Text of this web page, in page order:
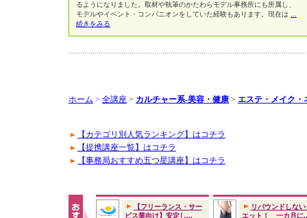
るようになりました。取材や執筆のかたわらモデル事務所にも所属し、
モデルやイベント・コンパニオンをしていた経験もあります。現在は
続きをみる
ホーム > 全講座 > カルチャー系-美容・健康 > エステ・メイク・
【カテゴリ別人気ランキング】はコチラ
【提携講座一覧】はコチラ
【事務局おすすめ五つ星講座】はコチラ
【フリーランス・サー
ビス業向け】安定し...
リバウンドしな
エット！ 一カ月に